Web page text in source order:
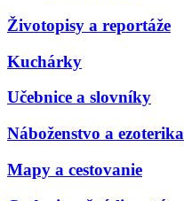
Životopisy a reportáže
Kuchárky
Učebnice a slovníky
Náboženstvo a ezoterika
Mapy a cestovanie